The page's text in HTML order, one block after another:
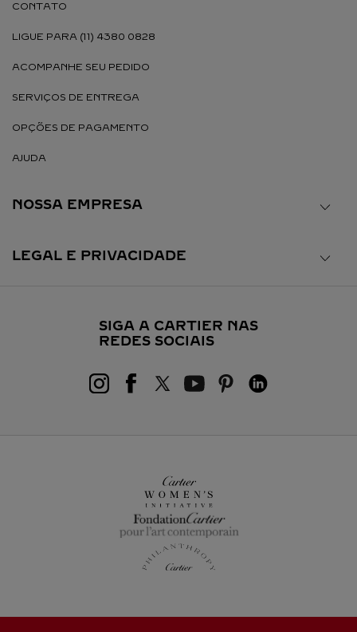
CONTATO
LIGUE PARA (11) 4380 0828
ACOMPANHE SEU PEDIDO
SERVIÇOS DE ENTREGA
OPÇÕES DE PAGAMENTO
AJUDA
NOSSA EMPRESA
LEGAL E PRIVACIDADE
SIGA A CARTIER NAS
REDES SOCIAIS